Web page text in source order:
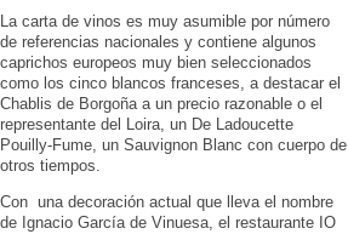
La carta de vinos es muy asumible por número
de referencias nacionales y contiene algunos
caprichos europeos muy bien seleccionados
como los cinco blancos franceses, a destacar el
Chablis de Borgoña a un precio razonable o el
representante del Loira, un De Ladoucette
Pouilly-Fume, un Sauvignon Blanc con cuerpo de
otros tiempos.
Con una decoración actual que lleva el nombre
de Ignacio García de Vinuesa, el restaurante IO